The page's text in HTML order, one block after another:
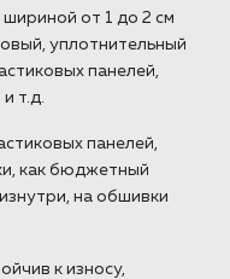
шириной от 1 до 2 см
уплотнительный
панелей,
т.д.
панелей,
как бюджетный
на обшивки
к износу,